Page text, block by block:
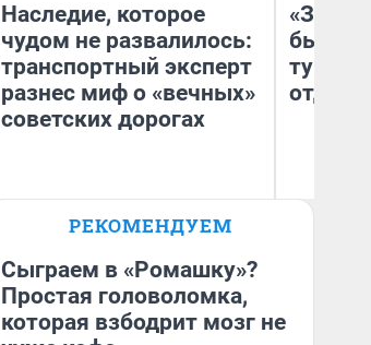
Наследие, которое
чудом не развалилось:
транспортный эксперт
разнес миф о «вечных»
советских дорогах
Блогер, предприниматель,
бизнесе
«За
были
РЕКОМЕНДУЕМ
Сыграем в «Ромашку»?
Простая головоломка,
которая взбодрит мозг не